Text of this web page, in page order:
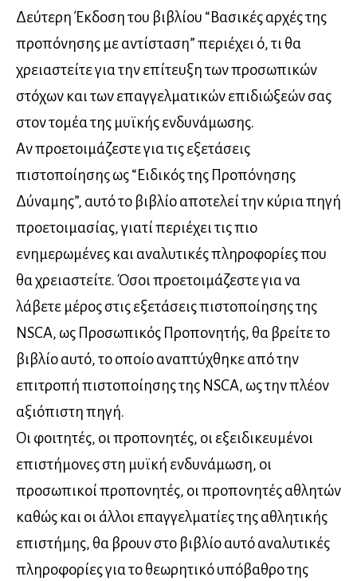
Δεύτερη Έκδοση του βιβλίου “Βασικές αρχές της
προπόνησης με αντίσταση” περιέχει ό, τι θα
χρειαστείτε για την επίτευξη των προσωπικών
στόχων και των επαγγελματικών επιδιώξεών σας
στον τομέα της μυϊκής ενδυνάμωσης.
Αν προετοιμάζεστε για τις εξετάσεις
πιστοποίησης ως “Ειδικός της Προπόνησης
Δύναμης”, αυτό το βιβλίο αποτελεί την κύρια πηγή
προετοιμασίας, γιατί περιέχει τις πιο
ενημερωμένες και αναλυτικές πληροφορίες που
θα χρειαστείτε. Όσοι προετοιμάζεστε για να
λάβετε μέρος στις εξετάσεις πιστοποίησης της
NSCA, ως Προσωπικός Προπονητής, θα βρείτε το
βιβλίο αυτό, το οποίο αναπτύχθηκε από την
επιτροπή πιστοποίησης της NSCA, ως την πλέον
αξιόπιστη πηγή.
Οι φοιτητές, οι προπονητές, οι εξειδικευμένοι
επιστήμονες στη μυϊκή ενδυνάμωση, οι
προσωπικοί προπονητές, οι προπονητές αθλητών
καθώς και οι άλλοι επαγγελματίες της αθλητικής
επιστήμης, θα βρουν στο βιβλίο αυτό αναλυτικές
πληροφορίες για το θεωρητικό υπόβαθρο της